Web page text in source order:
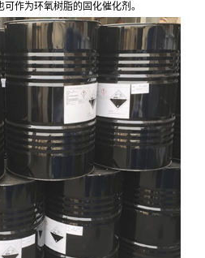
作为环氧树脂的固化催化剂。